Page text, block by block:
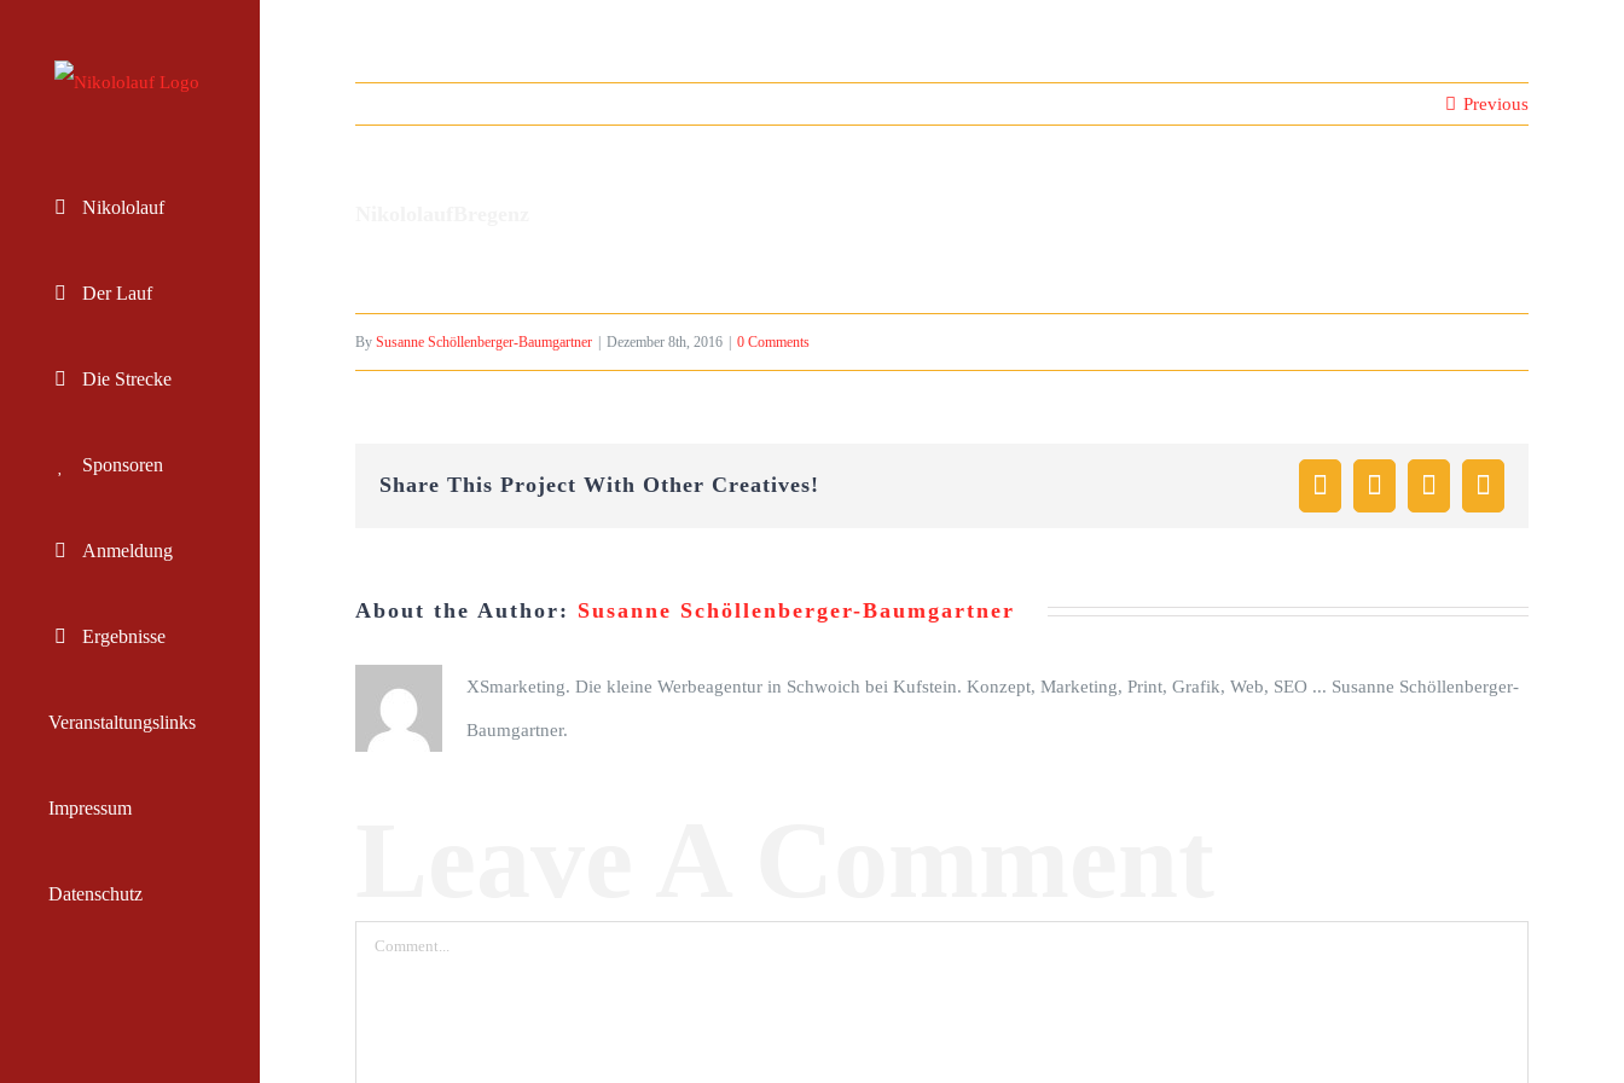
Nikololauf
Der Lauf
Die Strecke
Sponsoren
Anmeldung
Ergebnisse
Veranstaltungslinks
Impressum
Datenschutz
Previous
BySusanne Schöllenberger-Baumgartner | Dezember 8th, 2016 | 0 Comments
Share This Project With Other Creatives! Facebook
X PinterestEmail
About the Author: Susanne Schöllenberger-Baumgartner
XSmarketing. Die kleine Werbeagentur in Schwoich bei Kufstein. Konzept, Marketing, Print, Grafik, Web, SEO ... Susanne Schöllenberger-
Baumgartner.
Comment